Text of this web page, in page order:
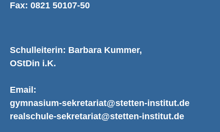
Fax: 0821 50107-50
Schulleiterin: Barbara Kummer,
OStDin i.K.
Email:
gymnasium-sekretariat@stetten-institut.de
realschule-sekretariat@stetten-institut.de